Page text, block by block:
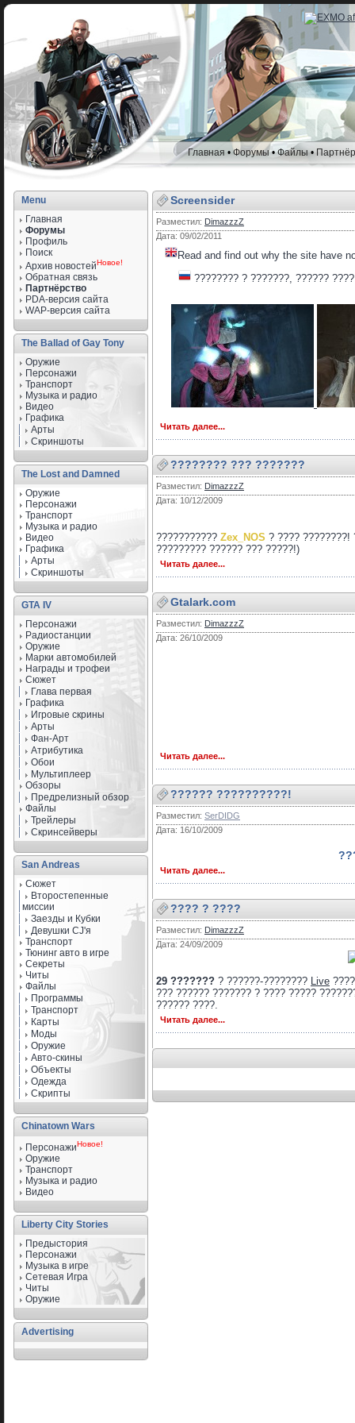
Главная • Форумы•Файлы•
Menu
Главная
Форумы
Профиль
Поиск
Архив новостейНовое!
Обратная связь
Партнёрство
PDA-версия сайта
WAP-версия сайта
The Ballad of Gay Tony
Оружие
Персонажи
Транспорт
Музыка и радио
Видео
Графика
Арты
Скриншоты
The Lost and Damned
Оружие
Персонажи
Транспорт
Музыка и радио
Видео
Графика
Арты
Скриншоты
GTA IV
Персонажи
Радиостанции
Оружие
Марки автомобилей
Награды и трофеи
Сюжет
Глава первая
Графика
Игровые скрины
Арты
Фан-Арт
Атрибутика
Обои
Мультиплеер
Обзоры
Предрелизный обзор
Файлы
Трейлеры
Скринсейверы
San Andreas
Сюжет
Второстепенные
миссии
Заезды и Кубки
Девушки CJ'я
Транспорт
Тюнинг авто в игре
Секреты
Читы
Файлы
Программы
Транспорт
Карты
Моды
Оружие
Авто-скины
Объекты
Одежда
Скрипты
Chinatown Wars
ПерсонажиНовое!
Оружие
Транспорт
Музыка и радио
Видео
Liberty City Stories
Предыстория
Персонажи
Музыка в игре
Сетевая Игра
Читы
Оружие
Advertising
Screensider
Разместил: DimazzzZ
Дата: 09/02/2011
Read and find out why the site have
???????? ? ???????, ??????
Читать далее...
???????? ??? ???????
Разместил: DimazzzZ
Дата: 10/12/2009
??????????? Zex_NOS ? ???? ????????!
????????? ?????? ??? ?????!)
Читать далее...
Gtalark.com
Разместил: DimazzzZ
Дата: 26/10/2009
Читать далее...
?????? ??????????!
Разместил: SerDIDG
Дата: 16/10/2009
Читать далее...
???? ? ????
Разместил: DimazzzZ
Дата: 24/09/2009
29 ??????? ? ??????-???????? Live
??? ?????? ??????? ? ???? ?????
?????? ????.
Читать далее...